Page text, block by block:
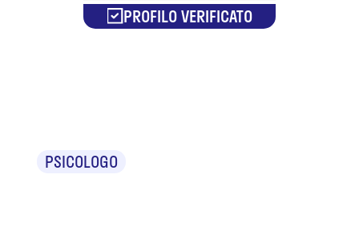
PROFILO VERIFICATO
PSICOLOGO